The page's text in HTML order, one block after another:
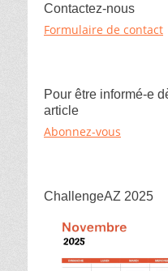
Contactez-nous
Formulaire de contact
Pour être informé-e
article
Abonnez-vous
ChallengeAZ 2025